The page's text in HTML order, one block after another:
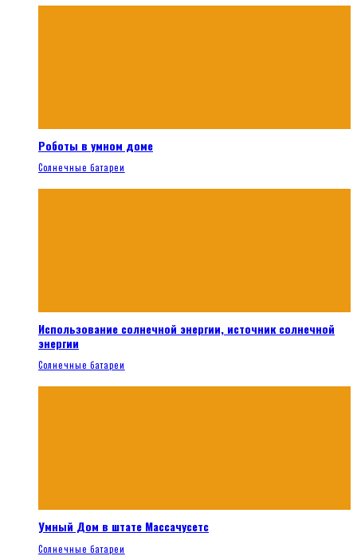
Роботы в умном доме
Солнечные батареи
Использование солнечной энергии, источник солнечной
энергии
Солнечные батареи
Умный Дом в штате Массачусетс
Солнечные батареи